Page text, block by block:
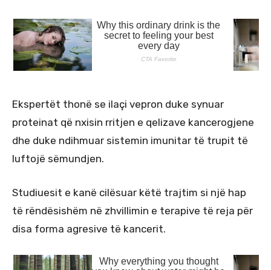
Ekspertët thonë se ilaçi vepron duke synuar
proteinat që nxisin rritjen e qelizave kancerogjene
dhe duke ndihmuar sistemin imunitar të trupit të
luftojë sëmundjen.
Studiuesit e kanë cilësuar këtë trajtim si një hap
të rëndësishëm në zhvillimin e terapive të reja për
disa forma agresive të kancerit.